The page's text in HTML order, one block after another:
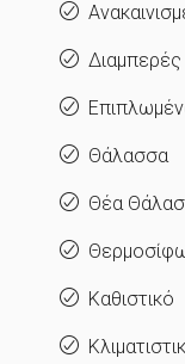
Διαμπερές
Θάλασσα
Θέα
Καθιστικό